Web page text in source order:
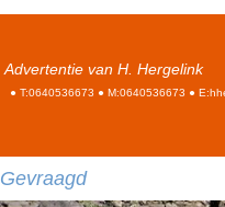
Advertentie van H. Hergelink
● T:0640536673 ● M:0640536673 ●
Gevraagd